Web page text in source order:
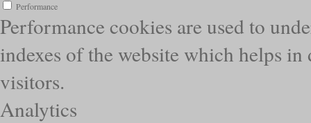
Performance
Performance cookies are used to
indexes of the website which helps
visitors.
Analytics